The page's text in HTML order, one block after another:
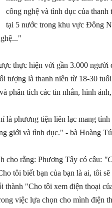
công nghệ và tình dục của
tại 5 nước trong khu vực Đông
thực hiện với gần 3.000 người
tượng là thanh niên từ 18-30
phân tích các tin nhắn, hình
là phương tiện liên lạc mang
giới và tình dục." - bà Hoàng
cho rằng: Phương Tây có câu:
tôi biết bạn của bạn là ai, tôi
thành "Cho tôi xem điện thoại
việc lựa chọn cho mình điện